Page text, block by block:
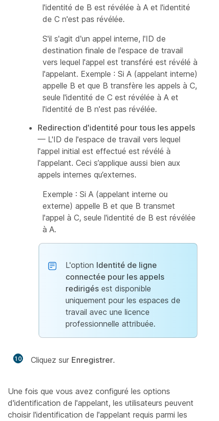
l'identité de B est révélée à A et l'identité
de C n'est pas révélée.
S'il s'agit d'un appel interne, l'ID de
destination finale de l'espace de travail
vers lequel l'appel est transféré est révélé à
l'appelant. Exemple : Si A (appelant interne)
appelle B et que B transfère les appels à C,
seule l'identité de C est révélée à A et
l'identité de B n'est pas révélée.
Redirection d'identité pour tous les appels
— L'ID de l'espace de travail vers lequel
l'appel initial est effectué est révélé à
l'appelant. Ceci s’applique aussi bien aux
appels internes qu’externes.
Exemple : Si A (appelant interne ou
externe) appelle B et que B transmet
l'appel à C, seule l'identité de B est révélée
à A.
L'option Identité de ligne
connectée pour les appels
redirigés est disponible
uniquement pour les espaces de
travail avec une licence
professionnelle attribuée.
10 Cliquez sur Enregistrer.
Une fois que vous avez configuré les options
d'identification de l'appelant, les utilisateurs peuvent
choisir l'identification de l'appelant requis parmi les